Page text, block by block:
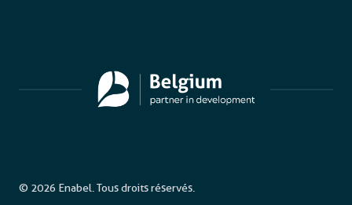
© 2026 Enabel. Tous droits réservés.